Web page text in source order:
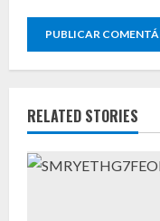
RELATED STORIES